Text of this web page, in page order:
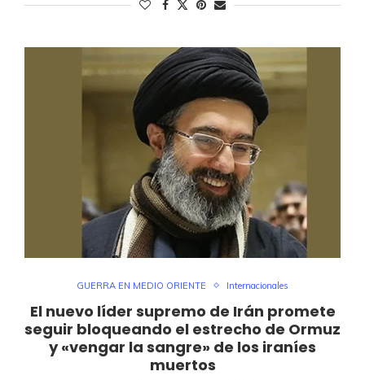
GUERRA EN MEDIO ORIENTE Internacionales
El nuevo líder supremo de Irán promete
seguir bloqueando el estrecho de Ormuz
y «vengar la sangre» de los iraníes
muertos